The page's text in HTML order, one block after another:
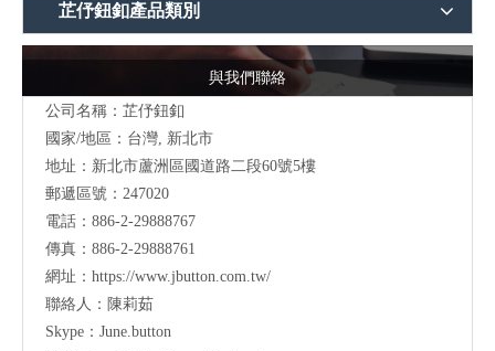
芷伃鈕釦產品類別
與我們聯絡
公司名稱：芷伃鈕釦
國家/地區：台灣, 新北市
地址： 新北市蘆洲區國道路二段60號5樓
郵遞區號：247020
電話：886-2-29888767
傳真：886-2-29888761
網址： https://www.jbutton.com.tw/
聯絡人：陳莉茹
Skype：June.button